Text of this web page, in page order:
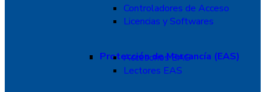
Controladores de Acceso
Licencias y Softwares
Protección de Mercancía (EAS)
Accesorios EAS
Lectores EAS